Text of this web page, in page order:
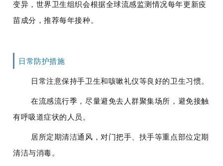
变异，世界卫生组织会根据全球流感监测情况每年更新疫
苗成分，推荐每年接种。
日常防护措施
日常注意保持手卫生和咳嗽礼仪等良好的卫生习惯。
在流感流行季，尽量避免去人群聚集场所，避免接触
有呼吸道症状的人员。
居所定期清洁通风，对门把手、扶手等重点部位定期
清洁与消毒。